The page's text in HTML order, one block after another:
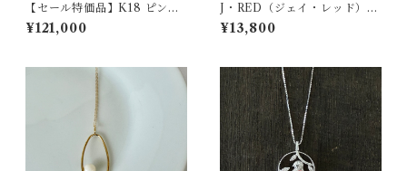
【セール特価品】K18 ピンク
珊瑚ペンダント pd-47
¥121,000
J・RED（ジェイ・レッド）フ
リーサイズリング jr-04
¥13,800